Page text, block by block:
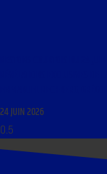
24 JUIN 2026